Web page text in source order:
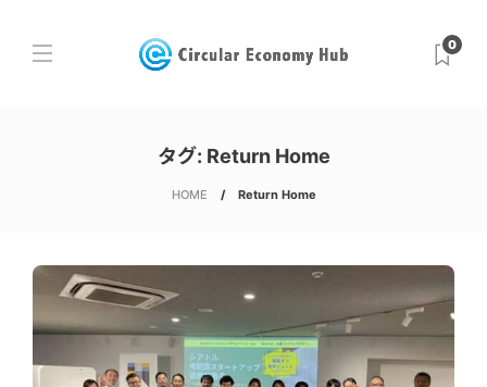
0
タグ: Return Home
HOME Return Home